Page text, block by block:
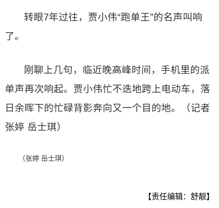
转眼7年过往，贾小伟“跑单王”的名声叫响
了。
刚聊上几句，临近晚高峰时间，手机里的派
单声再次响起。贾小伟忙不迭地跨上电动车，落
日余晖下的忙碌背影奔向又一个目的地。（记者
张婷 岳士琪）
（张婷 岳士琪）
【责任编辑：舒靓】